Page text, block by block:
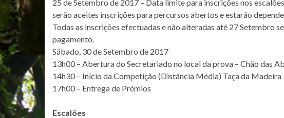
25 de Setembro de 2017 – Data limite para inscrições nos
serão aceites inscrições para percursos abertos e estarão
Todas as inscrições efectuadas e não alteradas até 27 Setembro
pagamento.
Sábado, 30 de Setembro de 2017
13h00 – Abertura do Secretariado no local da prova – Chão das
14h30 – Início da Competição (Distância Média) Taça da Madeira
17h00 – Entrega de Prémios
Escalões